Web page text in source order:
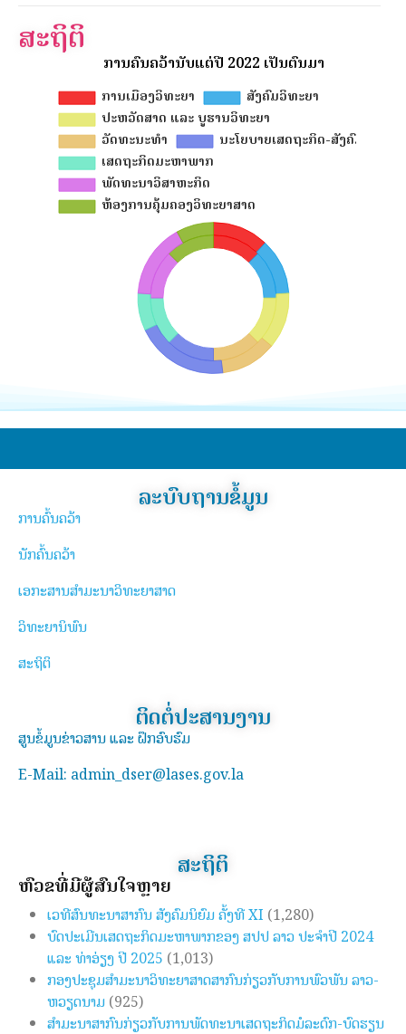
ສະຖິຕິ
ລະບົບຖານຂໍ້ມູນ
ການຄົ້ນຄວ້າ
ນັກຄົ້ນຄວ້າ
ເອກະສານສຳມະນາວິທະຍາສາດ
ວິທະຍານິພົນ
ສະຖິຕິ
ຕິດຕໍ່ປະສານງານ
ສູນຂໍ້ມູນຂ່າວສານ ແລະ ຝຶກອົບຮົມ
E-Mail: admin_dser@lases.gov.la
ສະຖິຕິ
ຫົວຂໍ້ທີ່ມີຜູ້ສົນໃຈຫຼາຍ
ເວທີສົນທະນາສາກົນ ສັງຄົມນິຍົມ ຄັ້ງທີ XI (1,280)
ບົດປະເມີນເສດຖະກິດມະຫາພາກຂອງ ສປປ ລາວ ປະຈຳປີ 2024
ແລະ ທ່າອ່ຽງ ປີ 2025 (1,013)
ກອງປະຊຸມສຳມະນາວິທະຍາສາດສາກົນກ່ຽວກັບການພົວພັນ ລາວ-
ຫວຽດນາມ(925)
ສຳມະນາສາກົນກ່ຽວກັບການພັດທະນາເສດຖະກິດມໍລະດົກ-ບົດຮຽນ